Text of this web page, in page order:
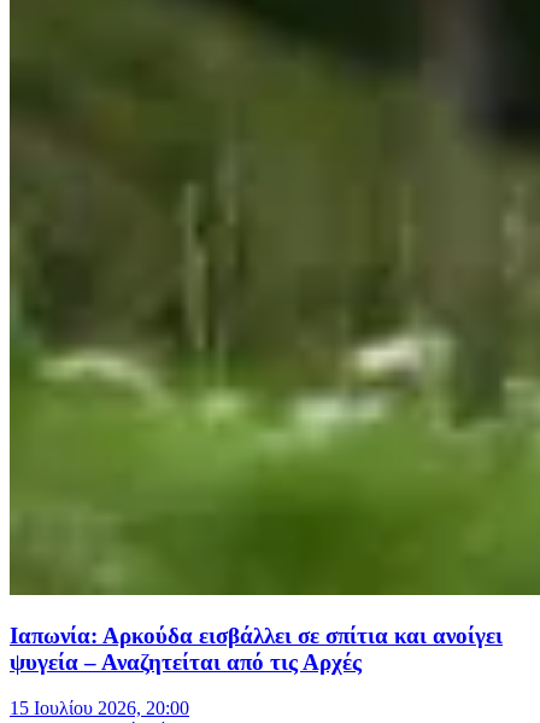
Ιαπωνία: Αρκούδα εισβάλλει σε σπίτια και ανοίγει
ψυγεία – Αναζητείται από τις Αρχές
15 Ιουλίου 2026, 20:00